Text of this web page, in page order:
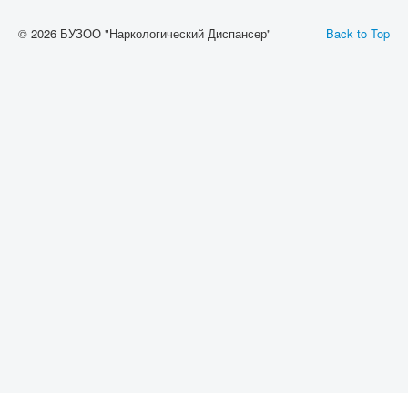
Back to Top
© 2026 БУЗОО "Наркологический Диспансер"